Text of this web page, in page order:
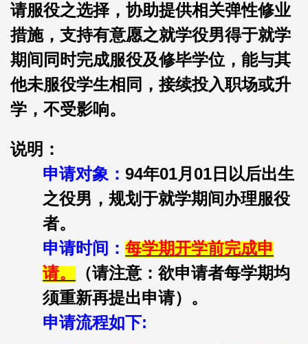
请服役之选择，协助提供相关弹性修业
措施，支持有意愿之就学役男得于就学
期间同时完成服役及修毕学位，能与其
他未服役学生相同，接续投入职场或升
学，不受影响。
说明：
申请对象： 94年01月01日以后出生
之役男，规划于就学期间办理服役
者。
申请时间： 每学期开学前完成申
请。
（请注意：欲申请者每学期均
须重新再提出申请）。
申请流程如下: